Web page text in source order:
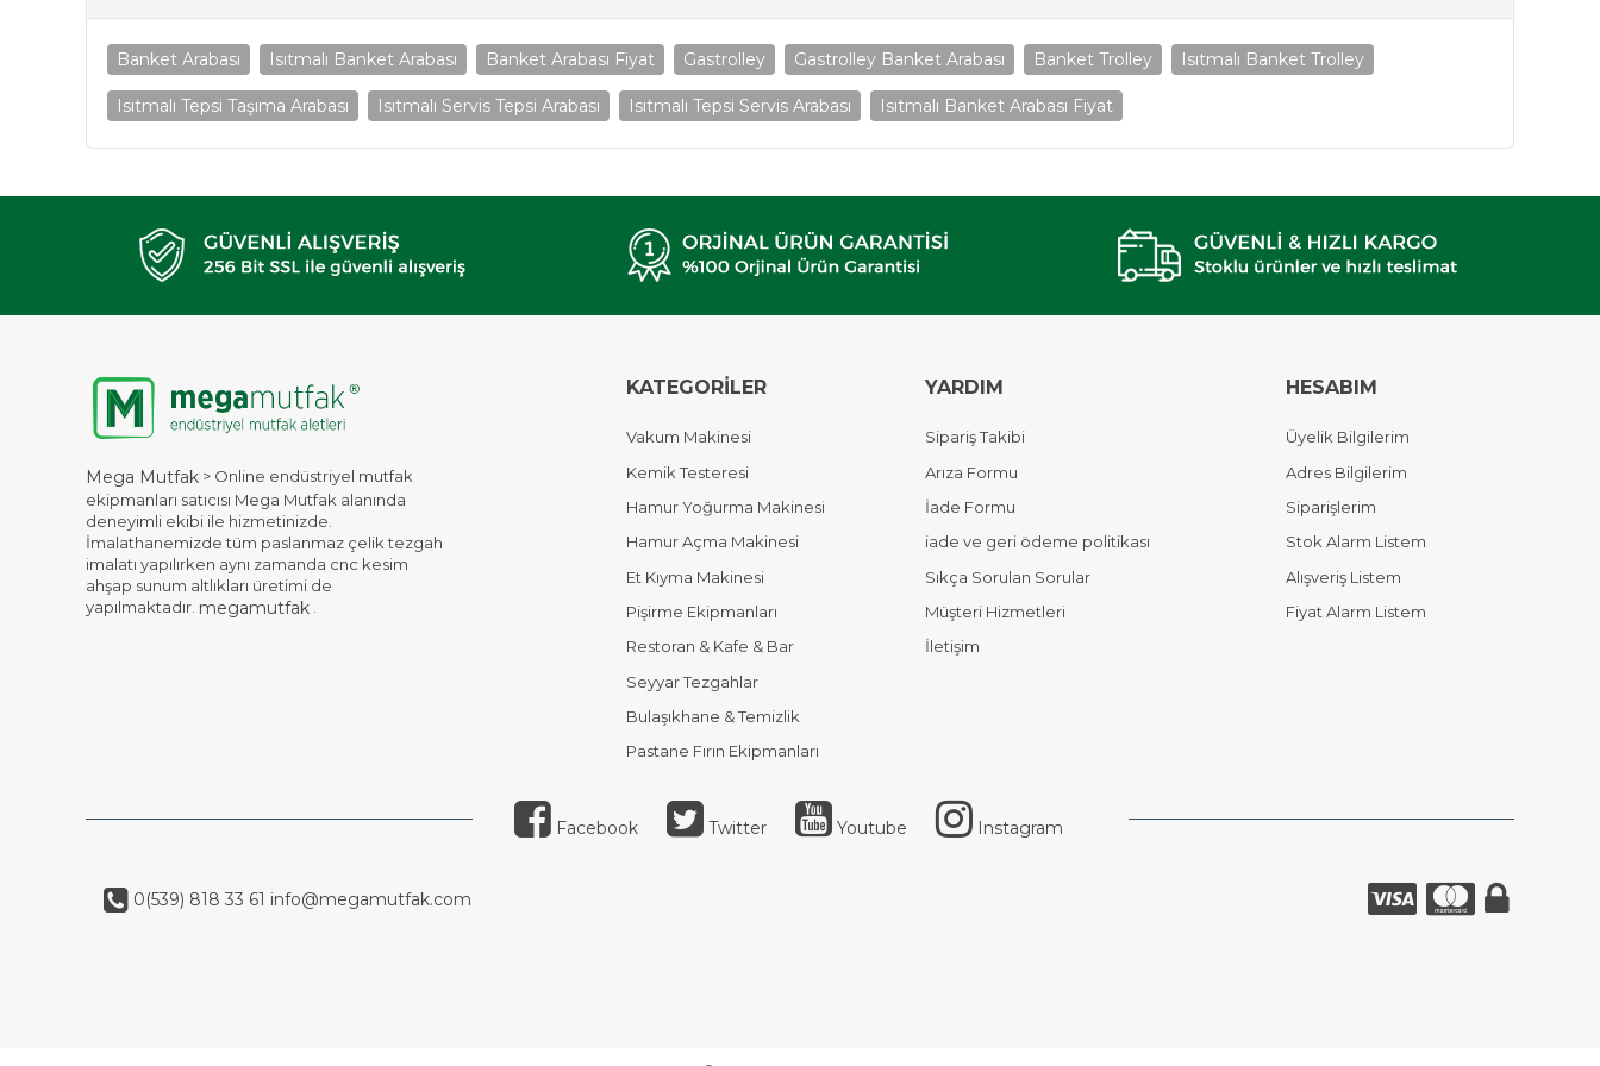
Banket Arabası Isıtmalı Banket Arabası Banket Arabası Fiyat Gastrolley Gastrolley Banket Arabası Banket Trolley Isıtmalı Banket Trolley
Isıtmalı Tepsi Taşıma Arabası Isıtmalı Servis Tepsi Arabası Isıtmalı Tepsi Servis Arabası Isıtmalı Banket Arabası Fiyat
Mega Mutfak > Online endüstriyel mutfak
ekipmanları satıcısı Mega Mutfak alanında
deneyimli ekibi ile hizmetinizde.
İmalathanemizde tüm paslanmaz çelik tezgah
imalatı yapılırken aynı zamanda cnc kesim
ahşap sunum altlıkları üretimi de
yapılmaktadır. megamutfak
KATEGORİLER
Vakum Makinesi
Kemik Testeresi
Hamur Yoğurma Makinesi
Hamur Açma Makinesi
Et Kıyma Makinesi
Pişirme Ekipmanları
Restoran & Kafe & Bar
Seyyar Tezgahlar
Bulaşıkhane & Temizlik
Pastane Fırın Ekipmanları
YARDIM
Sipariş Takibi
Arıza Formu
İade Formu
iade ve geri ödeme politikası
Sıkça Sorulan Sorular
Müşteri Hizmetleri
İletişim
HESABIM
Üyelik Bilgilerim
Adres Bilgilerim
Siparişlerim
Stok Alarm Listem
Alışveriş Listem
Fiyat Alarm Listem
Facebook Twitter Youtube Instagram
0(539) 818 33 61 info@megamutfak.com